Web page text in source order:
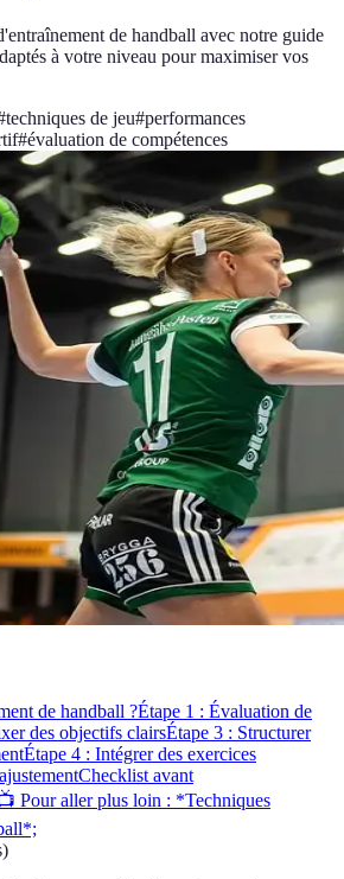
de handball avec notre guide
à votre niveau pour maximiser vos
techniques de jeu#performances
#évaluation de compétences
de handball ?Étape 1 : Évaluation de
des objectifs clairsÉtape 3 : Structurer
Étape 4 : Intégrer des exercices
Checklist avant
Pour aller plus loin : *Techniques
)